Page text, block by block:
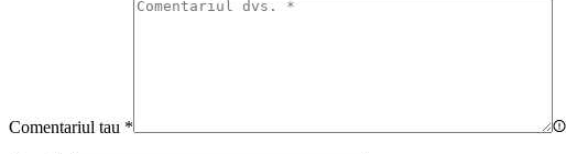
Comentariul tau *